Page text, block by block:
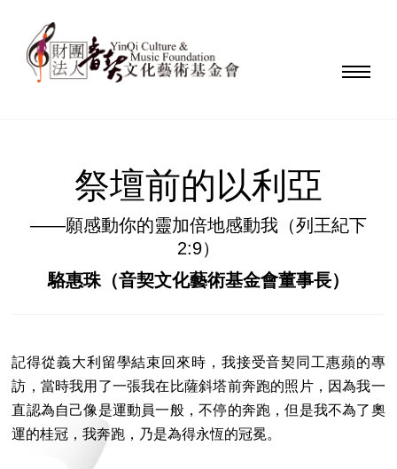
祭壇前的以利亞
——願感動你的靈加倍地感動我（列王紀下
2:9）
駱惠珠（音契文化藝術基金會董事長）
記得從義大利留學結束回來時，我接受音契同工惠蘋的專
訪，當時我用了一張我在比薩斜塔前奔跑的照片，因為我一
直認為自己像是運動員一般，不停的奔跑，但是我不為了奧
運的桂冠，我奔跑，乃是為得永恆的冠冕。